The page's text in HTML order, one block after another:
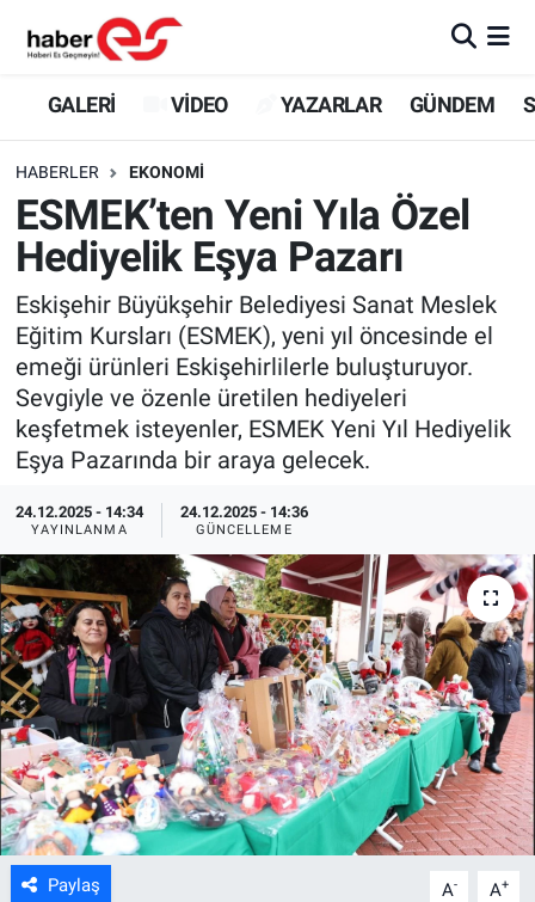
GALERİ VİDEO YAZARLAR GÜNDEM
HABERLER EKONOMİ
ESMEK’ten Yeni Yıla Özel
Hediyelik Eşya Pazarı
Eskişehir Büyükşehir Belediyesi Sanat Meslek
Eğitim Kursları (ESMEK), yeni yıl öncesinde el
emeği ürünleri Eskişehirlilerle buluşturuyor.
Sevgiyle ve özenle üretilen hediyeleri
keşfetmek isteyenler, ESMEK Yeni Yıl Hediyelik
Eşya Pazarında bir araya gelecek.
24.12.2025 - 14:34
YAYINLANMA
24.12.2025 - 14:36
GÜNCELLEME
Paylaş A- A+
GALERİ
YAZARLAR
GÜNDEM
SİYASET
TEKNOLOJİ
EKONOMİ
SPOR
ASAYİŞ
Eskişehir Nöbetçi Eczaneler
Eskişehir Trafik Yoğunluk Haritası
Süper Lig Puan Durumu ve Fikstür
Tüm Manşetler
Son Dakika Haberleri
Haber Arşivi